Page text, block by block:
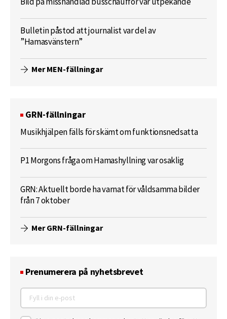
Bulletin påstod att journalist var del av
”Hamasvänstern”
Mer MEN-fällningar
GRN-fällningar
Musikhjälpen fälls för skämt om funktionsnedsatta
P1 Morgons fråga om Hamashyllning var osaklig
GRN: Aktuellt borde ha varnat för våldsamma bilder
från 7 oktober
Mer GRN-fällningar
Prenumerera på nyhetsbrevet